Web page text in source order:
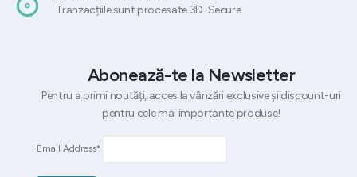
Tranzacțiile sunt procesate 3D-Secure
Abonează-te la Newsletter
Pentru a primi noutăți, acces la vânzări exclusive și discount-uri
pentru cele mai importante produse!
Email Address*